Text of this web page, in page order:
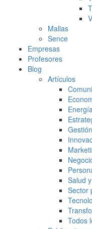
Mallas
Sence
Empresas
Profesores
Blog
Artículos
Salud
Sector
Todos